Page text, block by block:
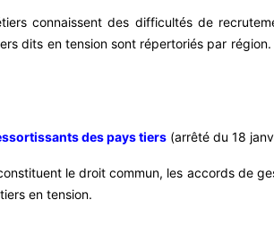
connaissent des difficultés de
dits en tension sont répertoriés par
des pays tiers (arrêté du 18
le droit commun, les accords de
en tension.